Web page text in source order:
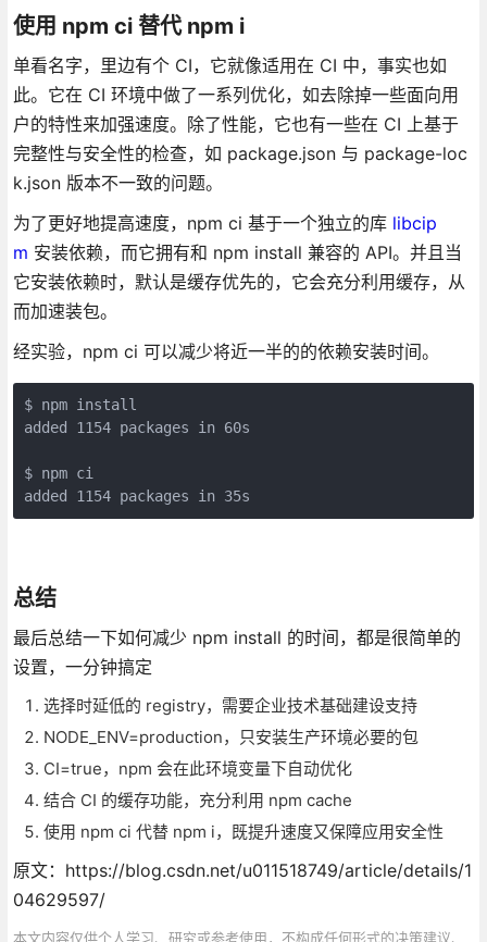
使用 npm ci 替代 npm i
单看名字，里边有个 CI，它就像适用在 CI 中，事实也如
此。它在 CI 环境中做了一系列优化，如去除掉一些面向用
户的特性来加强速度。除了性能，它也有一些在 CI 上基于
完整性与安全性的检查，如 package.json 与 package-loc
k.json 版本不一致的问题。
为了更好地提高速度，npm ci 基于一个独立的库 libcip
m 安装依赖，而它拥有和 npm install 兼容的 API。并且当
它安装依赖时，默认是缓存优先的，它会充分利用缓存，从
而加速装包。
经实验，npm ci 可以减少将近一半的的依赖安装时间。
$ npm install
added 1154 packages in 60s
$ npm ci
added 1154 packages in 35s
总结
最后总结一下如何减少 npm install 的时间，都是很简单的
设置，一分钟搞定
选择时延低的 registry，需要企业技术基础建设支持
NODE_ENV=production，只安装生产环境必要的包
CI=true，npm 会在此环境变量下自动优化
结合 CI 的缓存功能，充分利用 npm cache
使用 npm ci 代替 npm i，既提升速度又保障应用安全性
原文：https://blog.csdn.net/u011518749/article/details/1
04629597/
本文内容仅供个人学习、研究或参考使用，不构成任何形式的决策建议、